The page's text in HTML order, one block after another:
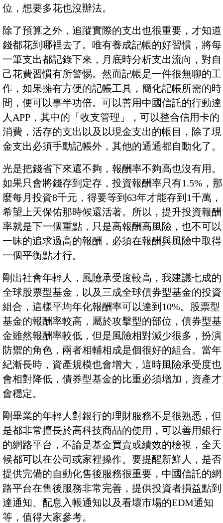
位，想要多花也沒辦法。
除了預算之外，追蹤實際的支出也很重要，才知道
錢都花到哪裡去了。唯有養成記帳的好習慣，將每
一筆支出都記錄下來，月底時分析支出流向，對自
己花費習慣有所警惕。然而記帳是一件很無聊的工
作，如果擁有方便的記帳工具，簡化記帳所需的時
間，便可以事半功倍。可以善用中國信託的行動達
人APP，其中的「收支管理」，可以整合信用卡的
消費，活存的支出以及以現金支出的帳目，除了現
金支出必須手動記帳外，其他的通通都自動化了。
光是把錢省下來還不夠，報酬率不夠高也沒有用。
如果只會將錢存到定存，投資報酬率只有1.5%，那
麼每月投資8千元，得要等到63年才能存到1千萬，
希望上天保佑那時候還活著。所以，提升投資報酬
率就是下一個重點，只是高報酬高風險，也不可以
一昧的追求過高的報酬，必須在報酬與風險中取得
一個平衡點才行。
剛出社會年輕人，風險承受度較高，我建議七成的
全球股票型基金，以及三成全球債券型基金的投資
組合，這樣平均年化報酬率可以達到10%。股票型
基金的報酬率較高，屬於攻擊型的部位，債券型基
金雖然報酬率較低，但是風險相對減少很多，扮演
防禦的角色，兩者相輔相成是個很好的組合。當年
紀漸長時，資產規模也會增大，這時風險承受度也
會相對降低，債券型基金的比重必須增加，資產才
會穩定。
剛畢業的年輕人對銀行的理財服務不是很熟悉，但
是都非常擅長於高科技商品的使用，可以善用銀行
的網路平台，不論是基金買賣或績效的檢視，全天
候都可以在公司或家裡操作。要提醒新鮮人，是否
提供完備的自動化售後服務很重要，中國信託的網
路平台在售後服務非常完善，提供投資者損益點到
達通知、配息入帳通知以及看壞市場的EDM通知
等，值得大家參考。